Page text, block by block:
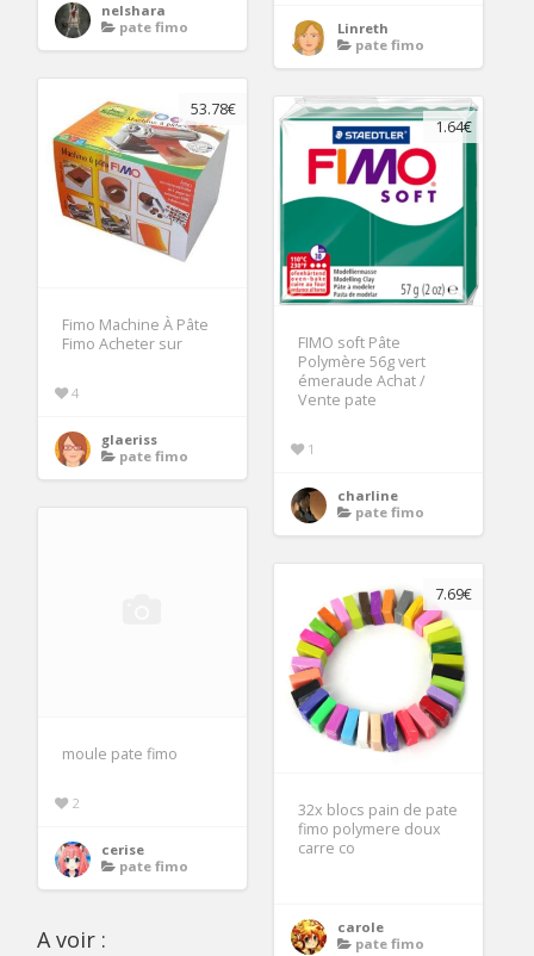
nelshara
pate fimo
Linreth
pate fimo
53.78€
Fimo Machine À Pâte
Fimo Acheter sur
4
glaeriss
pate fimo
1.64€
FIMO soft Pâte
Polymère 56g vert
émeraude Achat /
Vente pate
1
charline
pate fimo
moule pate fimo
2
cerise
pate fimo
7.69€
32x blocs pain de pate
fimo polymere doux
carre co
carole
pate fimo
A voir :